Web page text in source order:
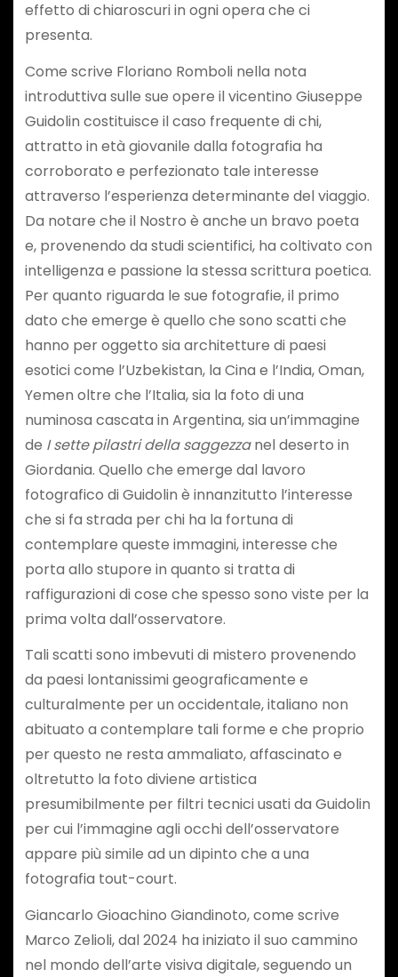
effetto di chiaroscuri in ogni opera che ci
presenta.
Come scrive Floriano Romboli nella nota
introduttiva sulle sue opere il vicentino Giuseppe
Guidolin costituisce il caso frequente di chi,
attratto in età giovanile dalla fotografia ha
corroborato e perfezionato tale interesse
attraverso l’esperienza determinante del viaggio.
Da notare che il Nostro è anche un bravo poeta
e, provenendo da studi scientifici, ha coltivato con
intelligenza e passione la stessa scrittura poetica.
Per quanto riguarda le sue fotografie, il primo
dato che emerge è quello che sono scatti che
hanno per oggetto sia architetture di paesi
esotici come l’Uzbekistan, la Cina e l’India, Oman,
Yemen oltre che l’Italia, sia la foto di una
numinosa cascata in Argentina, sia un’immagine
de I sette pilastri della saggezzanel deserto in
Giordania. Quello che emerge dal lavoro
fotografico di Guidolin è innanzitutto l’interesse
che si fa strada per chi ha la fortuna di
contemplare queste immagini, interesse che
porta allo stupore in quanto si tratta di
raffigurazioni di cose che spesso sono viste per la
prima volta dall’osservatore.
Tali scatti sono imbevuti di mistero provenendo
da paesi lontanissimi geograficamente e
culturalmente per un occidentale, italiano non
abituato a contemplare tali forme e che proprio
per questo ne resta ammaliato, affascinato e
oltretutto la foto diviene artistica
presumibilmente per filtri tecnici usati da Guidolin
per cui l’immagine agli occhi dell’osservatore
appare più simile ad un dipinto che a una
fotografia tout-court.
Giancarlo Gioachino Giandinoto, come scrive
Marco Zelioli, dal 2024 ha iniziato il suo cammino
nel mondo dell’arte visiva digitale, seguendo un